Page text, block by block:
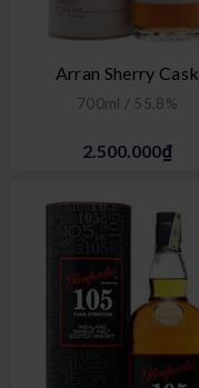
Arran Sherry Cask
700ml / 55,8%
2.500.000₫